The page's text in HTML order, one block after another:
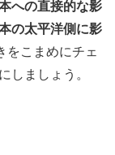
への直接的な影
の太平洋側に影
をこまめにチェ
しましょう。